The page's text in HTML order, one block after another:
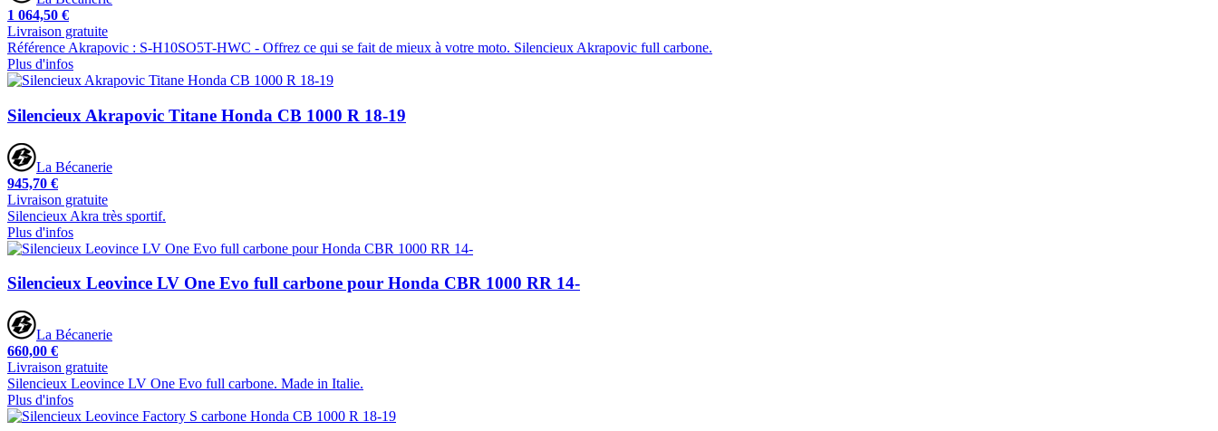
1 064,50 €
Livraison gratuite
Référence Akrapovic : S-H10SO5T-HWC - Offrez ce qui se fait de mieux à votre moto. Silencieux Akrapovic full carbone.
Plus d'infos
Silencieux Akrapovic Titane Honda CB 1000 R 18-19
La Bécanerie
945,70 €
Livraison gratuite
Silencieux Akra très sportif.
Plus d'infos
Silencieux Leovince LV One Evo full carbone pour Honda CBR 1000 RR 14-
La Bécanerie
660,00 €
Livraison gratuite
Silencieux Leovince LV One Evo full carbone. Made in Italie.
Plus d'infos